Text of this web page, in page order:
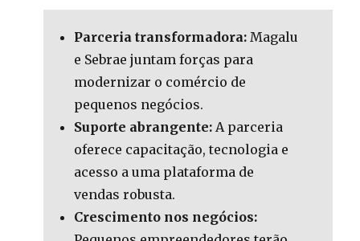
Parceria transformadora: Magalu
e Sebrae juntam forças para
modernizar o comércio de
pequenos negócios.
Suporte abrangente: A parceria
oferece capacitação, tecnologia e
acesso a uma plataforma de
vendas robusta.
Crescimento nos negócios: